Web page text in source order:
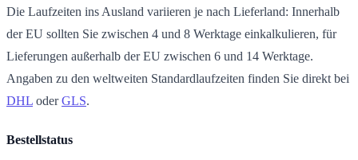
Die Laufzeiten ins Ausland variieren je nach Lieferland: Innerhalb
der EU sollten Sie zwischen 4 und 8 Werktage einkalkulieren, für
Lieferungen außerhalb der EU zwischen 6 und 14 Werktage.
Angaben zu den weltweiten Standardlaufzeiten finden Sie direkt bei
DHL oderGLS.
Bestellstatus